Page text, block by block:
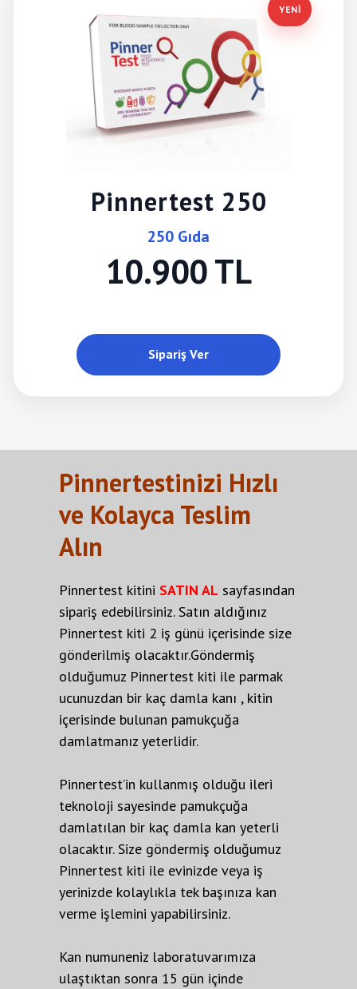
YENİ
Pinnertest 250
250 Gıda
10.900 TL
Sipariş Ver
Pinnertestinizi Hızlı
ve Kolayca Teslim
Alın
Pinnertest kitini SATIN AL sayfasından
sipariş edebilirsiniz. Satın aldığınız
Pinnertest kiti 2 iş günü içerisinde size
gönderilmiş olacaktır.Göndermiş
olduğumuz Pinnertest kiti ile parmak
ucunuzdan bir kaç damla kanı , kitin
içerisinde bulunan pamukçuğa
damlatmanız yeterlidir.
Pinnertest’in kullanmış olduğu ileri
teknoloji sayesinde pamukçuğa
damlatılan bir kaç damla kan yeterli
olacaktır. Size göndermiş olduğumuz
Pinnertest kiti ile evinizde veya iş
yerinizde kolaylıkla tek başınıza kan
verme işlemini yapabilirsiniz.
Kan numuneniz laboratuvarımıza
ulaştıktan sonra 15 gün içinde